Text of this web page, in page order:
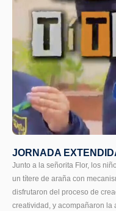
JORNADA
Junto a la señorita Flor, los
un títere de araña con
disfrutaron del proceso de
creatividad, y acompañaron la